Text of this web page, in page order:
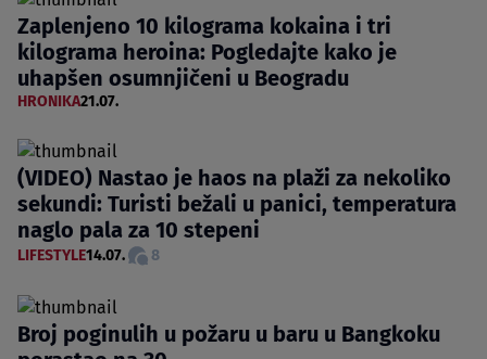
Zaplenjeno 10 kilograma kokaina i tri
kilograma heroina: Pogledajte kako je
uhapšen osumnjičeni u Beogradu
HRONIKA21.07.
(VIDEO) Nastao je haos na plaži za nekoliko
sekundi: Turisti bežali u panici, temperatura
naglo pala za 10 stepeni
LIFESTYLE14.07. 8
Broj poginulih u požaru u baru u Bangkoku